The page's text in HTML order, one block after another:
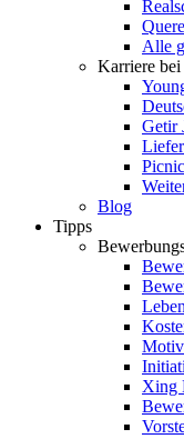
Alle
Karriere bei
Getir
Blog
Tipps
Xing